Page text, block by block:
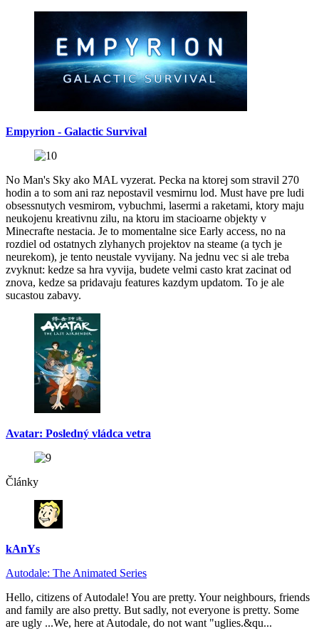
Empyrion - Galactic Survival
No Man's Sky ako MAL vyzerat. Pecka na ktorej som stravil 270
hodin a to som ani raz nepostavil vesmirnu lod. Must have pre ludi
obsessnutych vesmirom, vybuchmi, lasermi a raketami, ktory maju
neukojenu kreativnu zilu, na ktoru im stacioarne objekty v
Minecrafte nestacia. Je to momentalne sice Early access, no na
rozdiel od ostatnych zlyhanych projektov na steame (a tych je
neurekom), je tento neustale vyvijany. Na jednu vec si ale treba
zvyknut: kedze sa hra vyvija, budete velmi casto krat zacinat od
znova, kedze sa pridavaju features kazdym updatom. To je ale
sucastou zabavy.
Avatar: Posledný vládca vetra
Články
kAnYs
Autodale: The Animated Series
Hello, citizens of Autodale! You are pretty. Your neighbours, friends
and family are also pretty. But sadly, not everyone is pretty. Some
are ugly ...We, here at Autodale, do not want "uglies.&qu...